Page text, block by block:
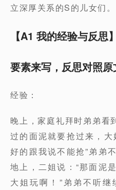
立深厚关系的S的儿女们。
【A1 我的经验与反
要素来写，反思对照原
经验：
晚上，家庭礼拜时弟弟看
过的面泥就要抢过来，
好的跟我说不能抢”弟弟
地上，二姐说：“那面泥
大姐玩啊！”弟弟不听